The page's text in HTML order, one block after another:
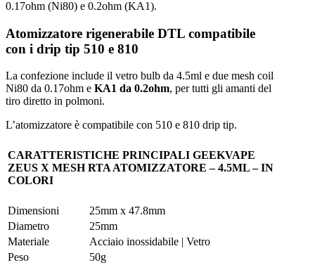
0.17ohm (Ni80) e 0.2ohm (KA1).
Atomizzatore rigenerabile DTL compatibile
con i drip tip 510 e 810
La confezione include il vetro bulb da 4.5ml e due mesh coil
Ni80 da 0.17ohm e KA1 da 0.2ohm, per tutti gli amanti del
tiro diretto in polmoni.
L’atomizzatore è compatibile con 510 e 810 drip tip.
CARATTERISTICHE PRINCIPALI GEEKVAPE
ZEUS X MESH RTA ATOMIZZATORE – 4.5ML – IN
COLORI
Dimensioni
25mm x 47.8mm
Diametro
25mm
Materiale
Acciaio inossidabile | Vetro
Peso
50g